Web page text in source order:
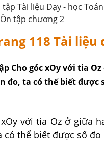
tập Tài liệu Dạy - học
Ôn tập chương 2
118 Tài liệu
Cho góc xOy với tia
đo, ta có thể biết được
với tia Oz ở giữa
có thể biết được số đo